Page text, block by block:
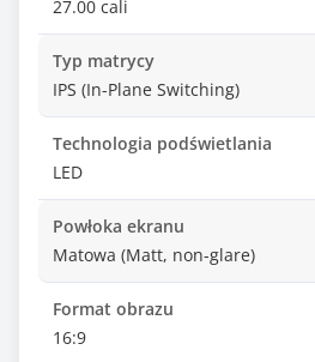
27.00 cali
Typ matrycy
IPS (In-Plane Switching)
Technologia podświetlania
LED
Powłoka ekranu
Matowa (Matt, non-glare)
Format obrazu
16:9